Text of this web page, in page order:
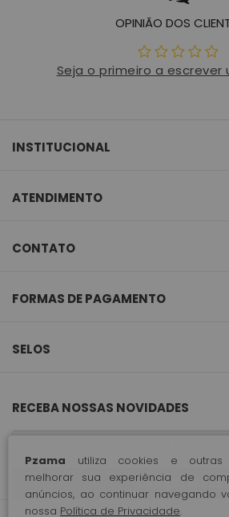
Pzama utiliza cookies e outras
melhorar sua experiência de
anúncios, ao continuar navegando
nossa Política de Privacidade.
OPINIÃO DOS
Seja o primeiro a escrever
INSTITUCIONAL
ATENDIMENTO
CONTATO
FORMAS DE PAGAMENTO
SELOS
RECEBA NOSSAS NOVIDADES
CADASTRE-SE